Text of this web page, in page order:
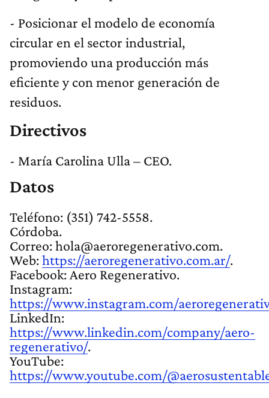
- Posicionar el modelo de economía
circular en el sector industrial,
promoviendo una producción más
eficiente y con menor generación de
residuos.
Directivos
- María Carolina Ulla – CEO.
Datos
Teléfono: (351) 742-5558.
Córdoba.
Correo:hola@aeroregenerativo.com.
Web:https://aeroregenerativo.com.ar/.
Facebook: Aero Regenerativo.
Instagram:
https://www.instagram.com/
LinkedIn:
https://www.linkedin.com/company/aero-
regenerativo/.
YouTube:
https://www.youtube.com/